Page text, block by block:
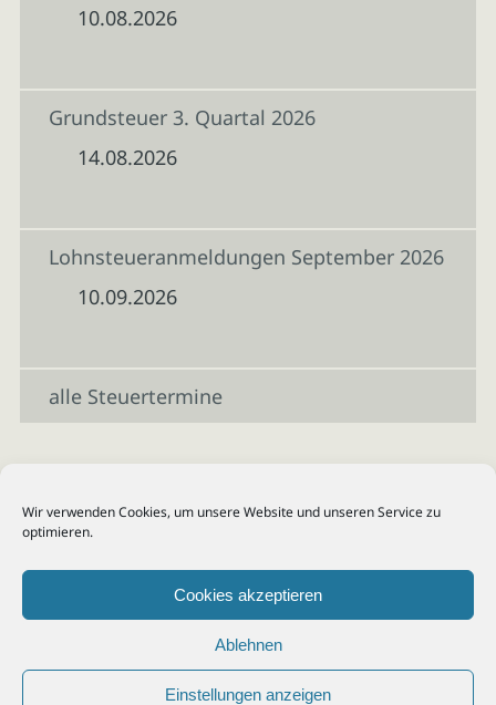
Wir verwenden Cookies, um unsere Website und unseren Service zu
optimieren.
Cookies akzeptieren
Ablehnen
Einstellungen anzeigen
10.08.2026
Grundsteuer 3. Quartal 2026
14.08.2026
Lohnsteueranmeldungen September 2026
10.09.2026
alle Steuertermine